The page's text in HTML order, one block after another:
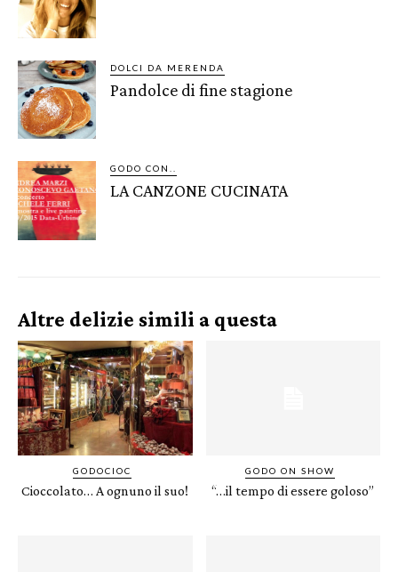
DOLCI DA MERENDA
Pandolce di fine stagione
GODO CON..
LA CANZONE CUCINATA
Altre delizie simili a questa
GODOCIOC
Cioccolato… A ognuno il suo!
GODO ON SHOW
“…il tempo di essere goloso”